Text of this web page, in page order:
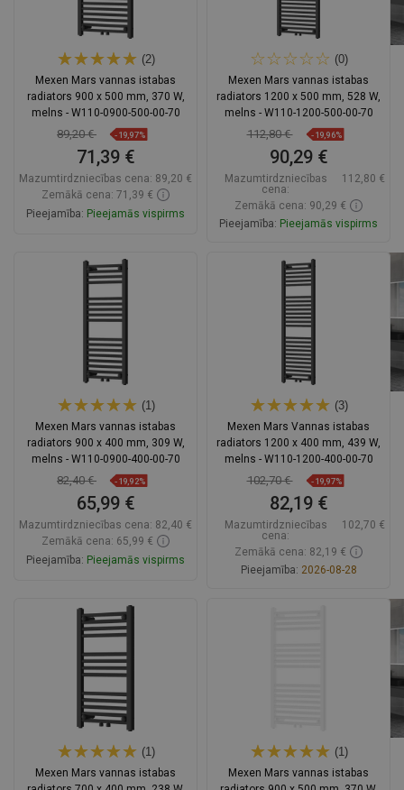
(2)
Mexen Mars vannas istabas
radiators 900 x 500 mm, 370 W,
melns - W110-0900-500-00-70
89,20 € -19,97%
71,39 €
Mazumtirdzniecības cena: 89,20 €
Zemākā cena: 71,39 €
Pieejamība: Pieejamās vispirms
favorite_border
Salīdzināt
(0)
Mexen Mars vannas istabas
radiators 1200 x 500 mm, 528 W,
melns - W110-1200-500-00-70
112,80 € -19,96%
90,29 €
Mazumtirdzniecības
cena:
112,80 €
Zemākā cena: 90,29 €
Pieejamība: Pieejamās vispirms
Ielikt grozā
(1)
Mexen Mars vannas istabas
radiators 900 x 400 mm, 309 W,
melns - W110-0900-400-00-70
82,40 € -19,92%
65,99 €
Mazumtirdzniecības cena: 82,40 €
Zemākā cena: 65,99 €
Pieejamība: Pieejamās vispirms
favorite_border Iecienītākie
Salīdzināt
(3)
Mexen Mars Vannas istabas
radiators 1200 x 400 mm, 439 W,
melns - W110-1200-400-00-70
102,70 € -19,97%
82,19 €
Mazumtirdzniecības
cena:
102,70 €
Zemākā cena: 82,19 €
Pieejamība: 2026-08-28
(1)
Mexen Mars vannas istabas
(1)
Mexen Mars vannas istabas